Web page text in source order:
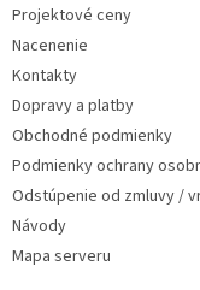
Projektové ceny
Nacenenie
Kontakty
Dopravy a platby
Obchodné podmienky
Podmienky ochrany
Odstúpenie od zmluvy /
Návody
Mapa serveru